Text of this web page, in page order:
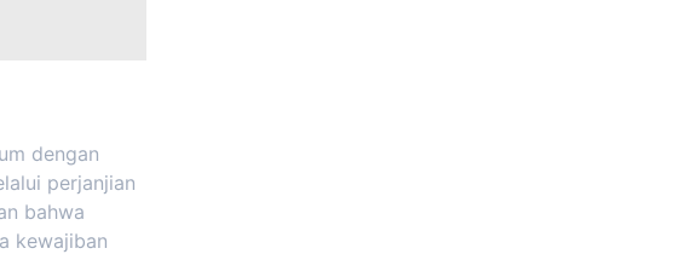
dengan
perjanjian
bahwa
kewajiban